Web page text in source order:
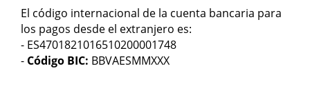
El código internacional de la cuenta bancaria para
los pagos desde el extranjero es:
- ES4701821016510200001748
- Código BIC: BBVAESMMXXX